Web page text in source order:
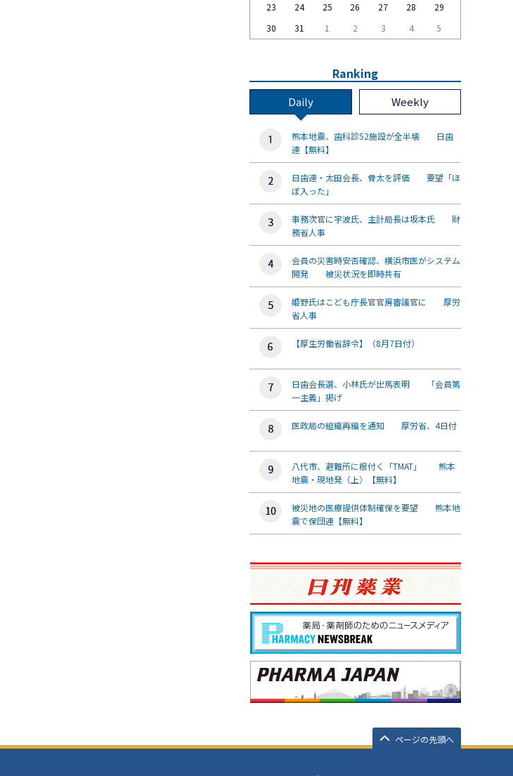
23
24 25 26 27 28
29
30
31 1 2 3 4 5
Ranking
Daily Weekly
熊本地震、歯科診52施設が全半壊 日歯
連【無料】
日歯連・太田会長、骨太を評価 要望「ほ
ぼ入った」
事務次官に宇波氏、主計局長は坂本氏 財
務省人事
会員の災害時安否確認、横浜市医がシステム
開発 被災状況を即時共有
姫野氏はこども庁長官官房審議官に 厚労
省人事
【厚生労働省辞令】（8月7日付）
日歯会長選、小林氏が出馬表明 「会員第
一主義」掲げ
医政局の組織再編を通知 厚労省、4日付
八代市、避難所に根付く「TMAT」 熊本
地震・現地発（上）【無料】
被災地の医療提供体制確保を要望 熊本地
震で保団連【無料】
ページの先頭へ